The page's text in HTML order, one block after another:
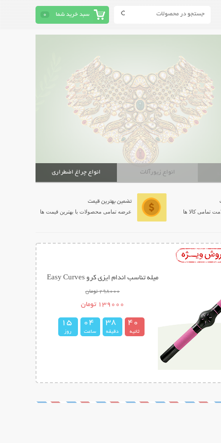
سبد خرید شما 0
انواع زیورآلات انواع چراغ اضطراری
تمامی کالا ها
تضمین بهترین قیمت
عرضه تمامی محصولات با بهترین قیمت ها
میله تناسب اندام ایزی کرو Easy Curves
298000 تومان
139000 تومان
3
4
9
0
ثانیه
38
دقیقه
0 4
ساعت
1 5
روز